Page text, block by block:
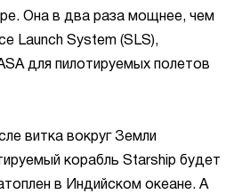
Она в два раза мощнее, чем
Launch System (SLS),
для пилотируемых полетов
витка вокруг Земли
корабль Starship будет
в Индийском океане. А